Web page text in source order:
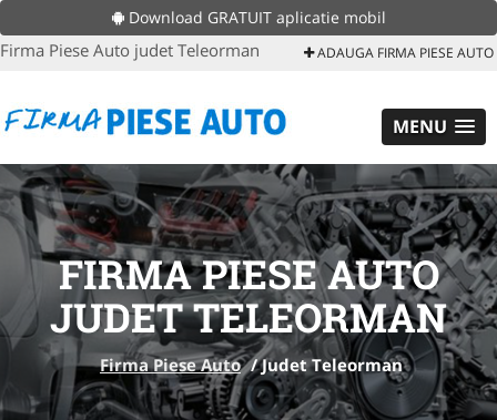
Download GRATUIT aplicatie mobil
Firma Piese Auto judet Teleorman ADAUGA FIRMA PIESE AUTO
MENU
FIRMA PIESE AUTO
JUDET TELEORMAN
Firma Piese Auto /Judet Teleorman